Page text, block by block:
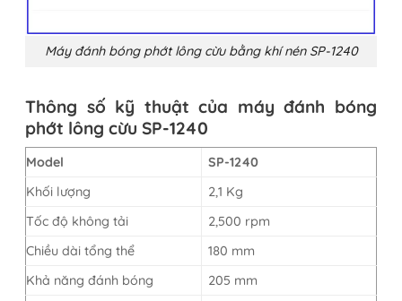
Máy đánh bóng phớt lông cừu bằng khí nén SP-1240
Thông số kỹ thuật của máy đánh bóng
phớt lông cừu SP-1240
Model
SP-1240
Khối lượng
2,1 Kg
Tốc độ không tải
2,500 rpm
Chiều dài tổng thể
180 mm
Khả năng đánh bóng
205 mm